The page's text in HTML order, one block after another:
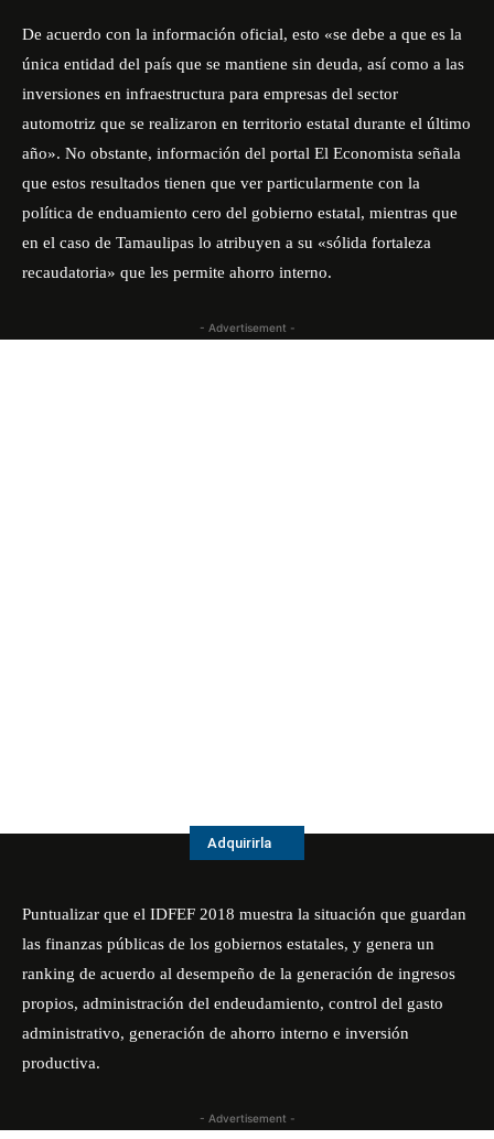
De acuerdo con la información oficial, esto «se debe a que es la
única entidad del país que se mantiene sin deuda, así como a las
inversiones en infraestructura para empresas del sector
automotriz que se realizaron en territorio estatal durante el último
año». No obstante, información del portal El Economista señala
que estos resultados tienen que ver particularmente con la
política de enduamiento cero del gobierno estatal, mientras que
en el caso de Tamaulipas lo atribuyen a su «sólida fortaleza
recaudatoria» que les permite ahorro interno.
- Advertisement -
Adquirirla
Puntualizar que el IDFEF 2018 muestra la situación que guardan
las finanzas públicas de los gobiernos estatales, y genera un
ranking de acuerdo al desempeño de la generación de ingresos
propios, administración del endeudamiento, control del gasto
administrativo, generación de ahorro interno e inversión
productiva.
- Advertisement -